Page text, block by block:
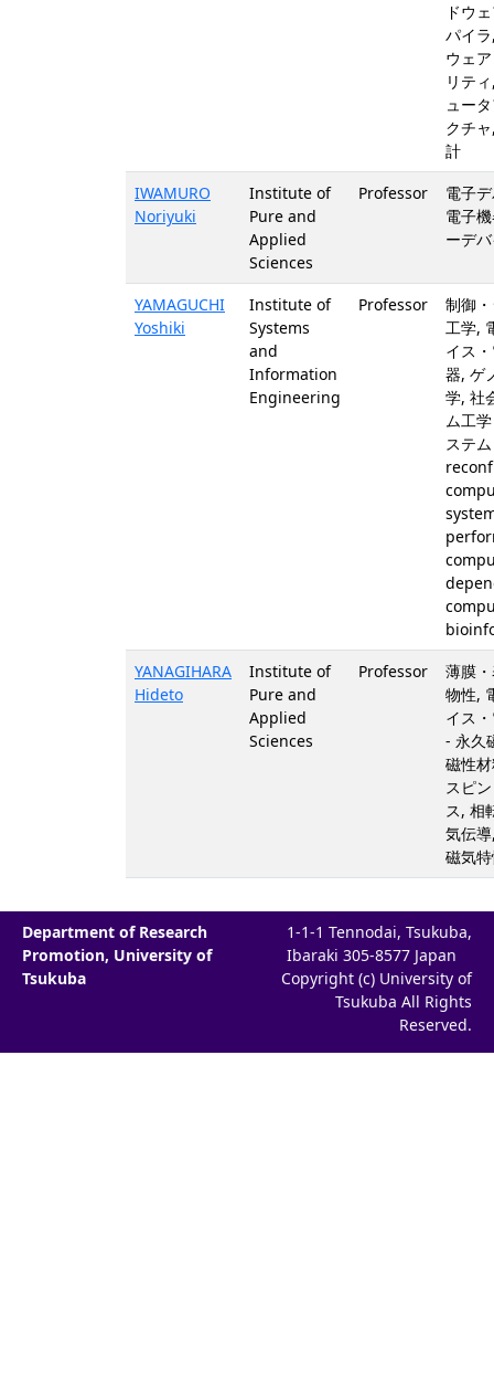
ドウ
パイ
ウェ
リテ
ュー
クチ
計
IWAMURO
Noriyuki
Institute of
Pure and
Applied
Sciences
Professor
電子
電子
ーデ
YAMAGUCHI
Yoshiki
Institute of
Systems
and
Information
Engineering
Professor
制御
工学,
イス
器, ゲ
学, 社
ム工
ステ
YANAGIHARA
Hideto
Institute of
Pure and
Applied
Sciences
Professor
薄膜
物性,
イス
- 永久
磁性
スピ
ス, 相
気伝
磁気
Department of Research
Promotion, University of
Tsukuba
1-1-1 Tennodai, Tsukuba,
Ibaraki 305-8577 Japan
Copyright (c) University of
Tsukuba All Rights
Reserved.